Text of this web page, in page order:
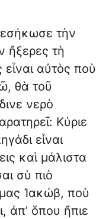
τὴν
ἤξερες τὴ
αὐτὸς ποὺ
θὰ τοῦ
νερὸ
Κύριε
εἶναι
καὶ μάλιστα
σὺ πιὸ
Ἰακώβ, ποὺ
ἀπ’ ὅπου ἤπιε